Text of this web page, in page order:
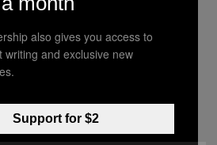
droge dizajnirane su da
njihov glavni cilj. To su
su otkrivene pre mnogo
also gives you access to
writing and exclusive new
Support for $2